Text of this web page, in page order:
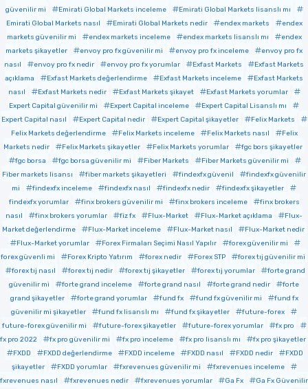
güvenilir mi Emirati Global Markets inceleme
Emirati Global Markets lisanslı mı
Emirati Global Markets nasıl
Emirati Global Markets nedir endex markets
endex
markets güvenilir mi
endex markets inceleme endex markets lisanslı mı
endex
markets şikayetler
envoy pro fx güvenilir mi envoy pro fx inceleme
envoy pro fx
nasıl
envoy pro fx nedir envoy pro fx yorumlar Exfast Markets
Exfast Markets
açıklama
Exfast Markets değerlendirme Exfast Markets inceleme
Exfast Markets
nasıl
Exfast Markets nedir Exfast Markets şikayet
Exfast Markets yorumlar
Expert Capital güvenilir mi
Expert Capital inceleme
Expert Capital Lisanslı mı
Expert Capital nasıl
Expert Capital nedir Expert Capital şikayetler
Felix Markets
Felix Markets değerlendirme
Felix Markets inceleme Felix Markets nasıl
Felix
Markets nedir
Felix Markets şikayetler Felix Markets yorumlar
fgc bors şikayetler
fgc borsa
fgc borsa güvenilir mi Fiber Markets
Fiber Markets güvenilir mi
Fiber markets lisansı
fiber markets şikayetleri findexfx güvenil
findexfx güvenilir
mi
findexfx inceleme findexfx nasıl findexfx nedir
findexfx şikayetler
findexfx yorumlar
finx brokers güvenilir mi finx brokers inceleme
finx brokers
nasıl
finx brokers yorumlar fiz fx Flux-Market Flux-Market açıklama
Flux-
Market değerlendirme
Flux-Market inceleme Flux-Market nasıl
Flux-Market nedir
Flux-Market yorumlar
Forex Firmaları Seçimi Nasıl Yapılır
forex güvenilir mi
forex güvenli mi
Forex Kripto Yatırım forex nedir Forex STP
forex tıj güvenilir mi
forex tıj nasıl
forex tıj nedir forex tıj şikayetler forex tıj yorumlar
forte grand
güvenilir mi
forte grand inceleme forte grand nasıl forte grand nedir
forte
grand şikayetler
forte grand yorumlar fund fx fund fx güvenilir mi
fund fx
güvenilir mi şikayetler
fund fx lisanslı mı fund fx şikayetler
future-forex
future-forex güvenilir mi
future-forex şikayetler future-forex yorumlar
fx pro
fx pro 2022
fx pro güvenilir mi fx pro inceleme fx pro lisanslı mı
fx pro şikayetler
FXDD
FXDD değerlendirme FXDD inceleme FXDD nasıl FXDD nedir
FXDD
şikayetler
FXDD yorumlar fxrevenues güvenilir mi
fxrevenues inceleme
fxrevenues nasıl
fxrevenues nedir fxrevenues yorumlar Ga Fx
Ga Fx Güvenilir